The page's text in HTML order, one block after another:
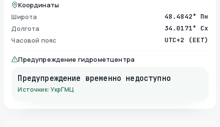
Координаты
Широта
48.4842° Пн
Долгота 34.0171° Сх
Часовой пояс UTC+2 (EET)
Предупреждение гидрометцентра
Предупреждение временно недоступно
Источник: УкрГМЦ